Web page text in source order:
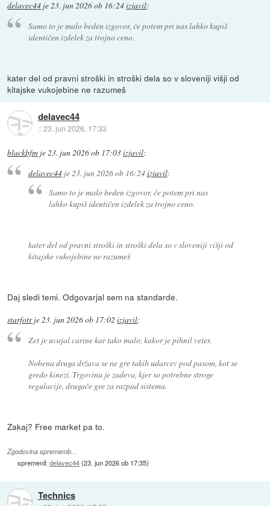
delavec44 je23. jun 2026 ob 16:24izjavil:
Samo to je malo beden izgovor, če potem pri nas lahko kupiš
identičen izdelek za trojno ceno.
kater del od pravni stroški in stroški dela so v sloveniji višji od
kitajske vukojebine ne razumeš
delavec44
::23. jun 2026, 17:33
blackbfm je23. jun 2026 ob 17:03izjavil:
delavec44je 23. jun 2026 ob 16:24izjavil:
Samo to je malo beden izgovor, če potem pri nas
lahko kupiš identičen izdelek za trojno ceno.
kater del od pravni stroški in stroški dela so v sloveniji višji od
kitajske vukojebine ne razumeš
Daj sledi temi. Odgovarjal sem na standarde.
starfotrje23. jun 2026 ob 17:02 izjavil:
Zet je uvajal carine kar tako malo, kakor je pihnil veter.
Nobena druga država se ne gre takih udarcev pod pasom, kot se
gredo kinezi. Trgovina je zadeva, kjer so potrebne stroge
regulacije, drugače gre za razpad sistema.
Zakaj? Free market pa to.
Zgodovina sprememb…
spremenil:delavec44(23. jun 2026 ob 17:35)
Technics